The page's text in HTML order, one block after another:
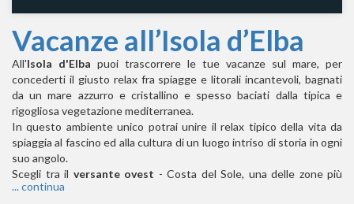
Vacanze all’Isola d’Elba
All'Isola d'Elba puoi trascorrere le tue vacanze sul mare, per
concederti il giusto relax fra spiagge e litorali incantevoli, bagnati
da un mare azzurro e cristallino e spesso baciati dalla tipica e
rigogliosa vegetazione mediterranea.
In questo ambiente unico potrai unire il relax tipico della vita da
spiaggia al fascino ed alla cultura di un luogo intriso di storia in ogni
suo angolo.
Scegli tra il versante ovest - Costa del Sole, una delle zone più
frequentate dai turisti per la bellezza delle spiagge, il
... continua